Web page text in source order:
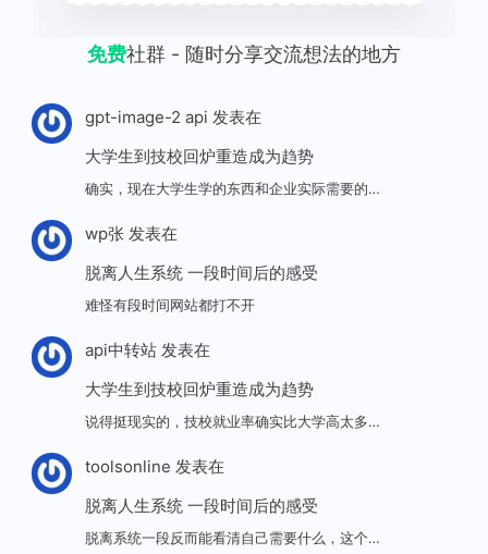
免费社群 - 随时分享交流想法的地方
gpt-image-2 api 发表在
大学生到技校回炉重造成为趋势
确实，现在大学生学的东西和企业实际需要的…
wp张发表在
脱离人生系统 一段时间后的感受
难怪有段时间网站都打不开
api中转站发表在
大学生到技校回炉重造成为趋势
说得挺现实的，技校就业率确实比大学高太多…
toolsonline 发表在
脱离人生系统 一段时间后的感受
脱离系统一段反而能看清自己需要什么，这个…